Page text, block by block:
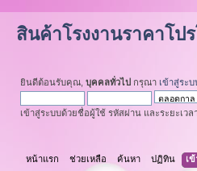
สินค้าโรงงานราคาโป
ยินดีต้อนรับคุณ, บุคคลทั่วไป กรุณา เข้าสู่ระบ
เข้าสู่ระบบด้วยชื่อผู้ใช้ รหัสผ่าน และระยะเว
หน้าแรก ช่วยเหลือ ค้นหา ปฏิทิน เ